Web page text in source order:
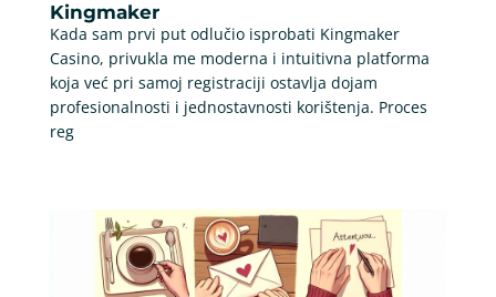
Kingmaker
Kada sam prvi put odlučio isprobati Kingmaker
Casino, privukla me moderna i intuitivna platforma
koja već pri samoj registraciji ostavlja dojam
profesionalnosti i jednostavnosti korištenja. Proces
reg